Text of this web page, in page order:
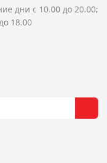
дни с 10.00 до 20.00;
18.00